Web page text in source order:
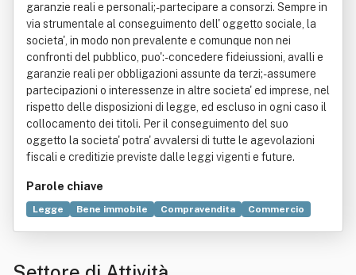
garanzie reali e personali;- partecipare a consorzi. Sempre in
via strumentale al conseguimento dell' oggetto sociale, la
societa', in modo non prevalente e comunque non nei
confronti del pubblico, puo':- concedere fideiussioni, avalli e
garanzie reali per obbligazioni assunte da terzi;- assumere
partecipazioni o interessenze in altre societa' ed imprese, nel
rispetto delle disposizioni di legge, ed escluso in ogni caso il
collocamento dei titoli. Per il conseguimento del suo
oggetto la societa' potra' avvalersi di tutte le agevolazioni
fiscali e creditizie previste dalle leggi vigenti e future.
Parole chiave
Legge Bene immobile Compravendita
Commercio